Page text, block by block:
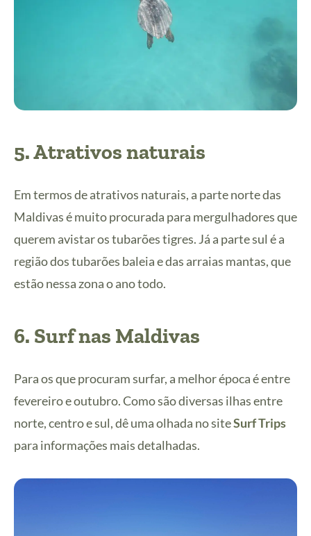
5. Atrativos naturais
Em termos de atrativos naturais, a parte norte das
Maldivas é muito procurada para mergulhadores que
querem avistar os tubarões tigres. Já a parte sul é a
região dos tubarões baleia e das arraias mantas, que
estão nessa zona o ano todo.
6. Surf nas Maldivas
Para os que procuram surfar, a melhor época é entre
fevereiro e outubro. Como são diversas ilhas entre
norte, centro e sul, dê uma olhada no siteSurf Trips
para informações mais detalhadas.